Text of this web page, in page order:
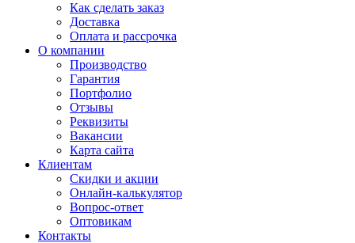
Как сделать заказ
Доставка
Оплата и рассрочка
О компании
Производство
Гарантия
Портфолио
Отзывы
Реквизиты
Вакансии
Карта сайта
Клиентам
Скидки и акции
Онлайн-калькулятор
Вопрос-ответ
Оптовикам
Контакты